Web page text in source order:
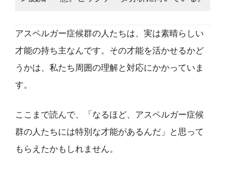
アスペルガー症候群の人たちは、実は素晴らしい
才能の持ち主なんです。その才能を活かせるかど
うかは、私たち周囲の理解と対応にかかっていま
す。
ここまで読んで、「なるほど、アスペルガー症候
群の人たちには特別な才能があるんだ」と思って
もらえたかもしれません。